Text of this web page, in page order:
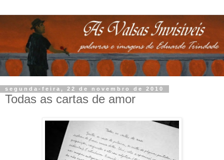
segunda-feira, 22 de novembro de 2010
Todas as cartas de amor